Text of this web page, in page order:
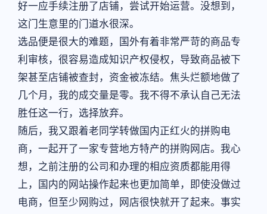
好一应手续注册了店铺，尝试开始运营。没想到，
这门生意里的门道水很深。
选品便是很大的难题，国外有着非常严苛的商品专
利审核，很容易造成知识产权侵权，导致商品被下
架甚至店铺被查封，资金被冻结。焦头烂额地做了
几个月，我的成交量是零。我不得不承认自己无法
胜任这一行，选择放弃。
随后，我又跟着老同学转做国内正红火的拼购电
商，一起开了一家专营地方特产的拼购网店。我心
想，之前注册的公司和办理的相应资质都能用得
上，国内的网站操作起来也更加简单，即使没做过
电商，但至少网购过，网店很快就开了起来。事实